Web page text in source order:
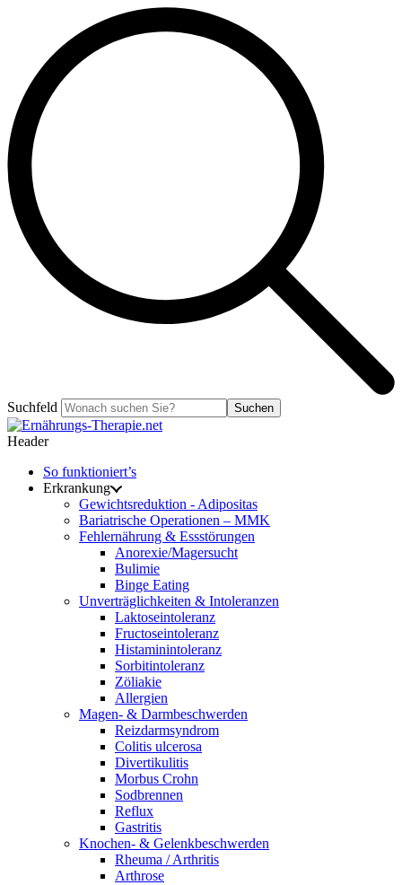
Suchfeld Suchen
Header
So funktioniert’s
Erkrankung
Gewichtsreduktion - Adipositas
Bariatrische Operationen – MMK
Fehlernährung & Essstörungen
Anorexie/Magersucht
Bulimie
Binge Eating
Unverträglichkeiten & Intoleranzen
Laktoseintoleranz
Fructoseintoleranz
Histaminintoleranz
Sorbitintoleranz
Zöliakie
Allergien
Magen- & Darmbeschwerden
Reizdarmsyndrom
Colitis ulcerosa
Divertikulitis
Morbus Crohn
Sodbrennen
Reflux
Gastritis
Knochen- & Gelenkbeschwerden
Rheuma / Arthritis
Arthrose